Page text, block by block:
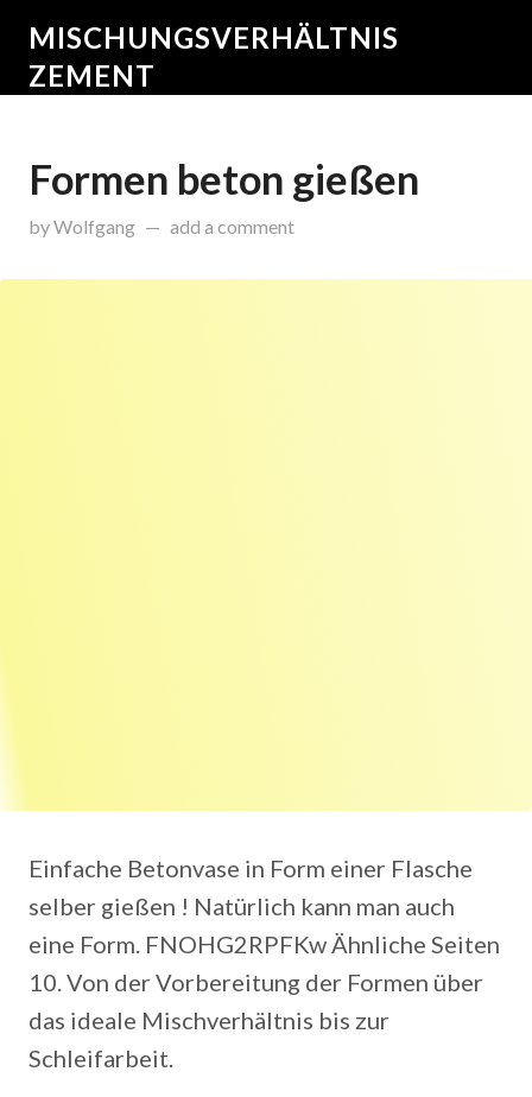
MISCHUNGSVERHÄLTNIS
ZEMENT
Formen beton gießen
byWolfgang onNovember 30, 2015
add a comment
Einfache Betonvase in Form einer Flasche
selber gießen ! Natürlich kann man auch
eine Form. FNOHG2RPFKw Ähnliche Seiten
10. Von der Vorbereitung der Formen über
das ideale Mischverhältnis bis zur
Schleifarbeit.